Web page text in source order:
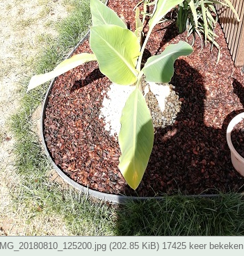
IMG_20180810_125200.jpg (202.85 KiB) 17425 keer bekeken